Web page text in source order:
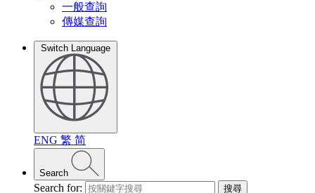
一般查詢
傳媒查詢
Switch Language
ENG 繁 简
Search
Search for: 搜尋